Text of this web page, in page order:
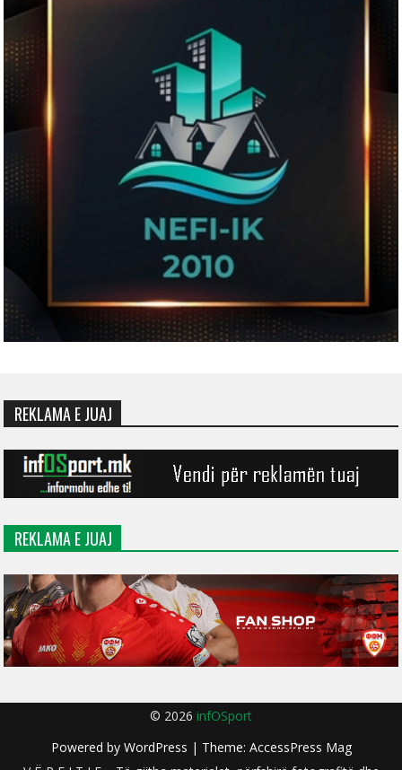
REKLAMA E JUAJ
REKLAMA E JUAJ
© 2026 infOSport
Powered by WordPress | Theme: AccessPress Mag